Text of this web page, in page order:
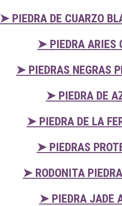
➤ PIEDRA DE CUARZO
➤ PIEDRA ARIES
➤ PIEDRAS NEGRAS
➤ PIEDRA DE
➤ PIEDRA DE LA
➤ PIEDRAS
➤ RODONITA
➤ PIEDRA JADE